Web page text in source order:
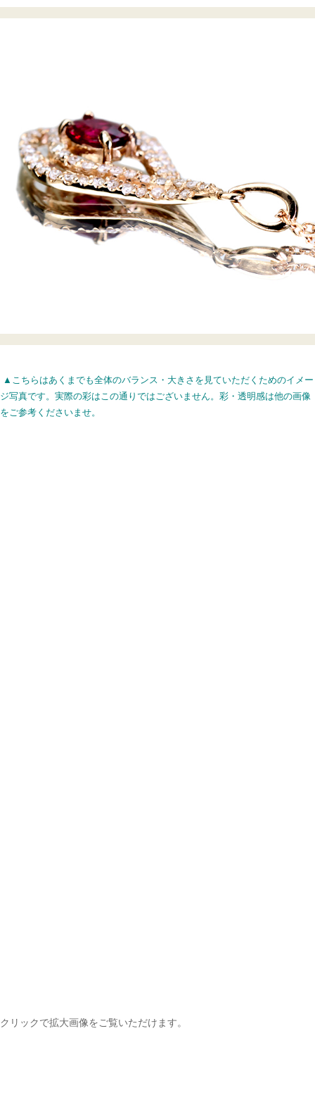
▲こちらはあくまでも全体のバランス・大きさを見ていただくためのイメー
ジ写真です。実際の彩はこの通りではございません。彩・透明感は他の画像
をご参考くださいませ。
クリックで拡大画像をご覧いただけます。